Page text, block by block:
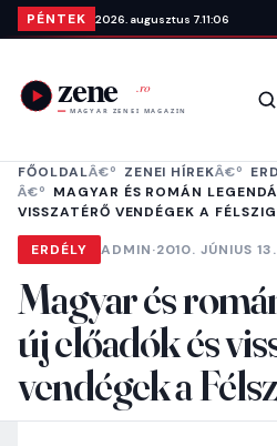
Ugrás a tartalomra
PÉNTEK 2026. augusztus 7.11:06
FŐOLDAL ZENEI HÍREK
MAGYAR ÉS ROMÁN
VISSZATÉRŐ VENDÉGEK A
ERDÉLY ADMIN·2010. JÚNIUS 13.
Magyar és
új előadók és
vendégek a